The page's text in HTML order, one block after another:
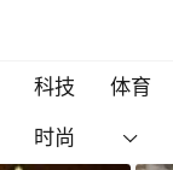
科技
体育
时尚